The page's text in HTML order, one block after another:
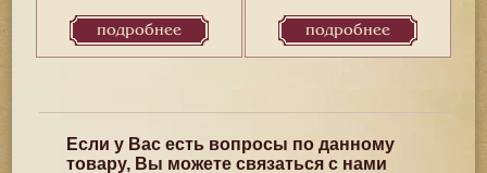
подробнее подробнее
Если у Вас есть вопросы по данному
товару, Вы можете связаться с нами